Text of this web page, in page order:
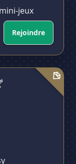
jeux
Rejoindre